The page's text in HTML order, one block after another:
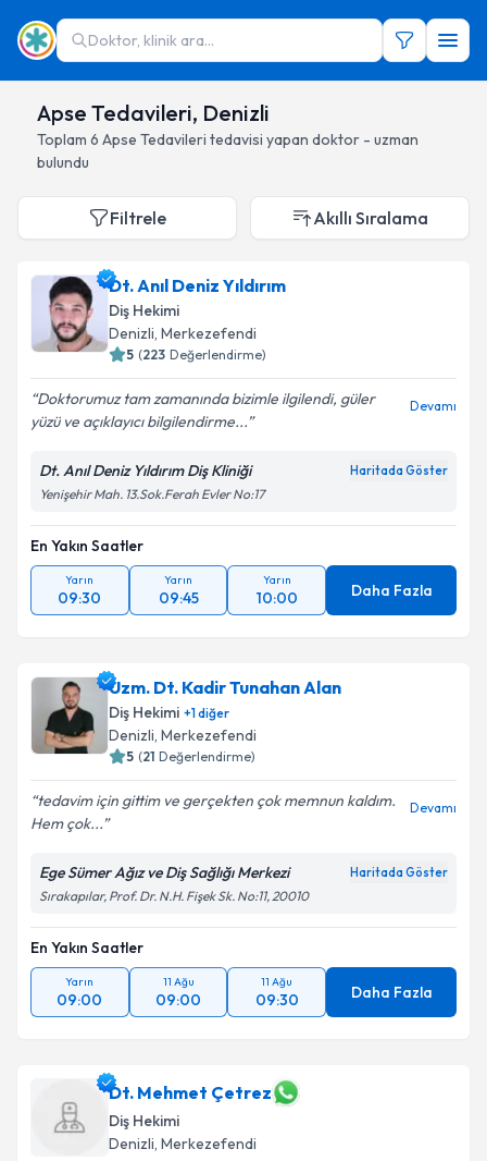
Doktor, klinik ara...
Apse Tedavileri, Denizli
Toplam 6 Apse Tedavileri tedavisi yapan doktor - uzman
bulundu
Filtrele Akıllı Sıralama
Dt. Anıl Deniz Yıldırım
Diş Hekimi
Denizli, Merkezefendi
5 (223 Değerlendirme)
Doktorumuz tam zamanında bizimle ilgilendi, güler
yüzü ve açıklayıcı bilgilendirme...
Devamı
Dt. Anıl Deniz Yıldırım Diş Kliniği Haritada Göster
Yenişehir Mah. 13.Sok.Ferah Evler No:17
En Yakın Saatler
Yarın
09:30
Yarın
09:45
Yarın
10:00 Daha Fazla
Uzm. Dt. Kadir Tunahan Alan
Diş Hekimi +1diğer
Denizli, Merkezefendi
5 (21 Değerlendirme)
tedavim için gittim ve gerçekten çok memnun kaldım.
Hem çok...
Devamı
Ege Sümer Ağız ve Diş Sağlığı Merkezi Haritada Göster
Sırakapılar, Prof. Dr. N.H. Fişek Sk. No:11, 20010
En Yakın Saatler
Yarın
09:00
11 Ağu
09:00
11 Ağu
09:30 Daha Fazla
Dt. Mehmet Çetrez
Diş Hekimi
Denizli, Merkezefendi